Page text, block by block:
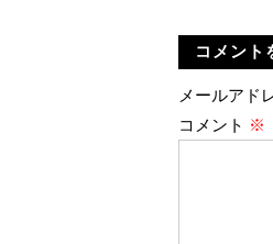
コメント
メールアド
コメント ※